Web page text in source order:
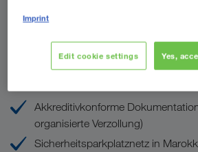
Jetzt anfragen
Ihre Vorteile bei LKW
Akkreditivkonforme
organisierte Verzollung)
Sicherheitsparkplatznetz in
Imprint
Edit cookie settings Yes,